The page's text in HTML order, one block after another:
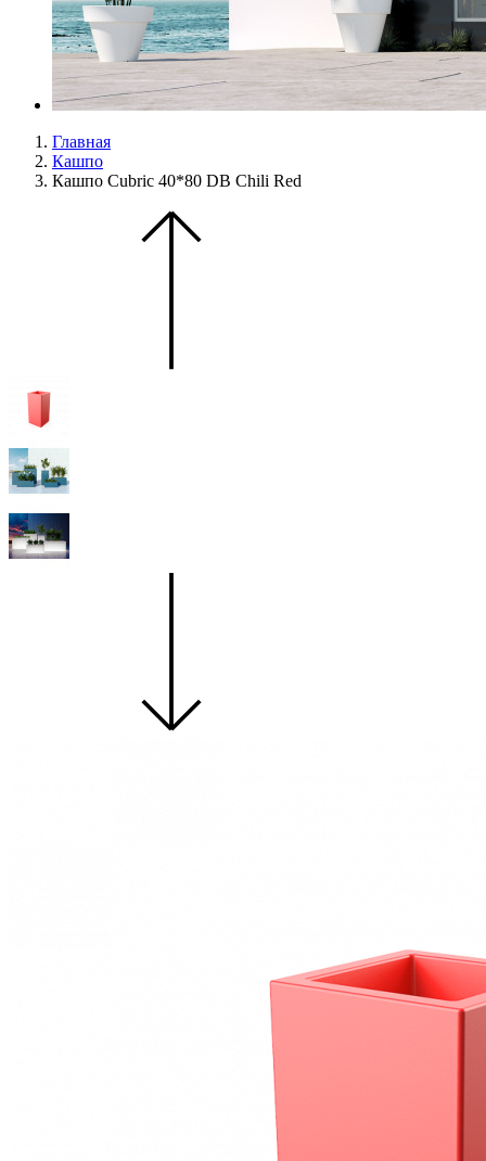
Главная
Кашпо
Кашпо Cubric 40*80 DB Chili Red